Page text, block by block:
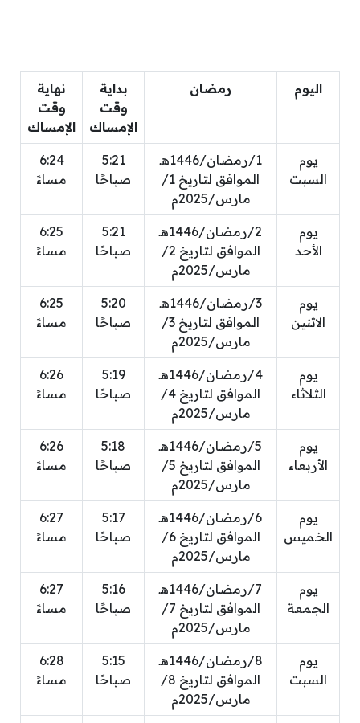
اليوم رمضان
بداية
وقت
الإمساك
نهاية
وقت
الإمساك
يوم
السبت
1/رمضان/1446هـ
الموافق لتاريخ 1/
مارس/2025م
5:21
صباحًا
6:24
مساءً
يوم
الأحد
2/رمضان/1446هـ
الموافق لتاريخ 2/
مارس/2025م
5:21
صباحًا
6:25
مساءً
يوم
الاثنين
3/رمضان/1446هـ
الموافق لتاريخ 3/
مارس/2025م
5:20
صباحًا
6:25
مساءً
يوم
الثلاثاء
4/رمضان/1446هـ
الموافق لتاريخ 4/
مارس/2025م
5:19
صباحًا
6:26
مساءً
يوم
الأربعاء
5/رمضان/1446هـ
الموافق لتاريخ 5/
مارس/2025م
5:18
صباحًا
6:26
مساءً
يوم
الخميس
6/رمضان/1446هـ
الموافق لتاريخ 6/
مارس/2025م
5:17
صباحًا
6:27
مساءً
يوم
الجمعة
7/رمضان/1446هـ
الموافق لتاريخ 7/
مارس/2025م
5:16
صباحًا
6:27
مساءً
يوم
السبت
8/رمضان/1446هـ
الموافق لتاريخ 8/
مارس/2025م
5:15
صباحًا
6:28
مساءً